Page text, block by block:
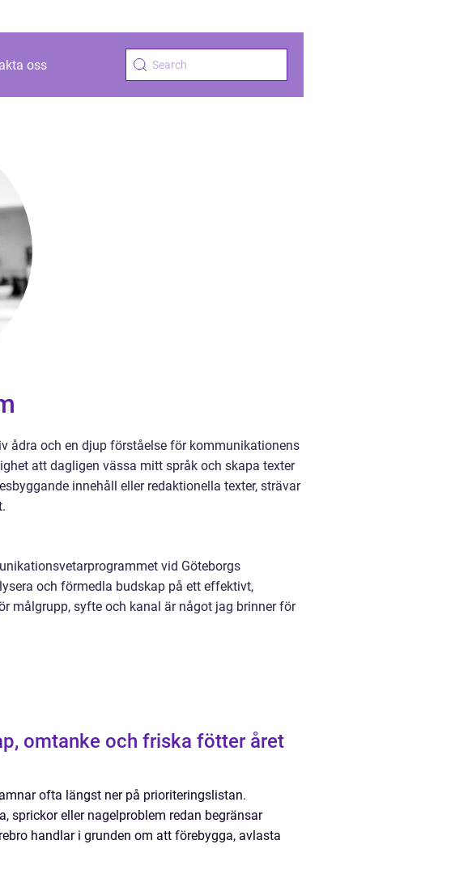
oss
ådra och en djup förståelse för kommunikationens
att dagligen vässa mitt språk och skapa texter
innehåll eller redaktionella texter, strävar
vid Göteborgs
och förmedla budskap på ett effektivt,
målgrupp, syfte och kanal är något jag brinner för
ofta längst ner på prioriteringslistan.
sprickor eller nagelproblem redan begränsar
handlar i grunden om att förebygga, avlasta